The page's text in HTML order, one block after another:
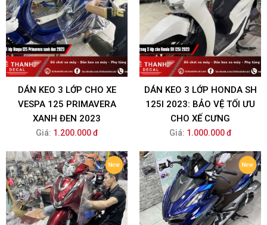
DÁN KEO 3 LỚP CHO XE
VESPA 125 PRIMAVERA
XANH ĐEN 2023
Giá: 1.200.000 đ
DÁN KEO 3 LỚP HONDA SH
125I 2023: BẢO VỆ TỐI ƯU
CHO XẾ CƯNG
Giá: 1.000.000 đ